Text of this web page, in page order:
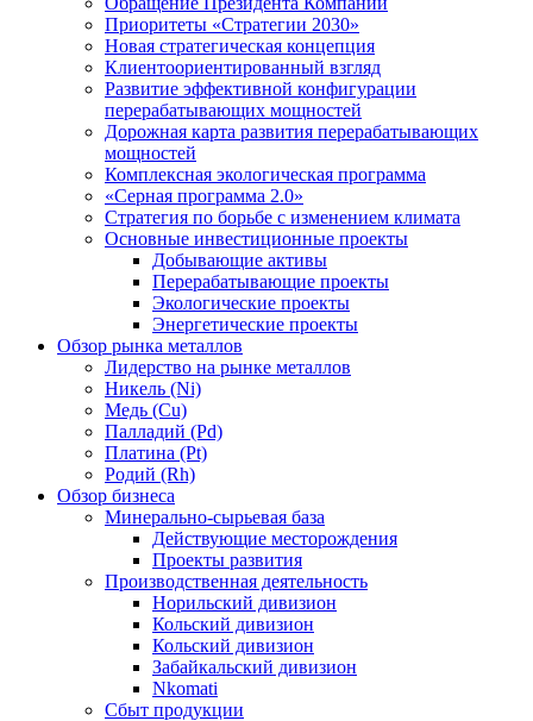
Приоритеты «Стратегии 2030»
Новая стратегическая концепция
Клиентоориентированный взгляд
Развитие эффективной конфигурации
перерабатывающих мощностей
Дорожная карта развития перерабатывающих
мощностей
Комплексная экологическая программа
«Серная программа 2.0»
Стратегия по борьбе с изменением климата
Основные инвестиционные проекты
Добывающие активы
Перерабатывающие проекты
Экологические проекты
Энергетические проекты
Обзор рынка металлов
Лидерство на рынке металлов
Никель (Ni)
Медь (Cu)
Палладий (Pd)
Платина (Pt)
Родий (Rh)
Обзор бизнеса
Минерально-сырьевая база
Действующие месторождения
Проекты развития
Производственная деятельность
Норильский дивизион
Кольский дивизион
Кольский дивизион
Забайкальский дивизион
Nkomati
Сбыт продукции